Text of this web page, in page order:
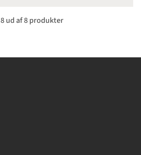
8 ud af 8 produkter